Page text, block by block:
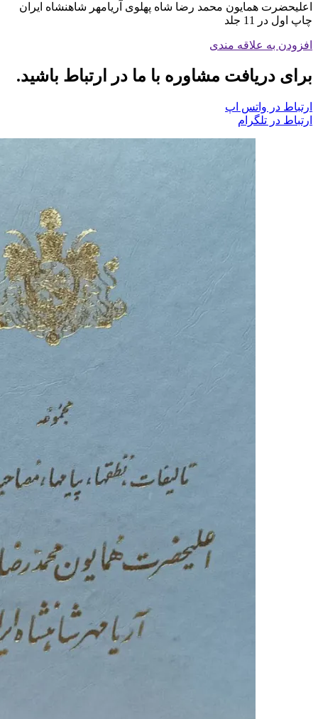
اعلیحضرت همایون محمد رضا شاه پهلوى آریامهر شاهنشاه ايران
چاپ اول در 11 جلد
افزودن به علاقه مندی
برای دریافت مشاوره با ما در ارتباط باشید.
ارتباط در واتس اپ
ارتباط در تلگرام